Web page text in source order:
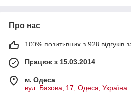
його зацікавить та додасть гри
браслетах, обручах, накидках,
💃 У національних костюмах вони
атмосферу.
Про нас
100% позитивних з 928 відгуків
Працює з 15.03.2014
м. Одеса
вул. Базова, 17, Одеса, Україна